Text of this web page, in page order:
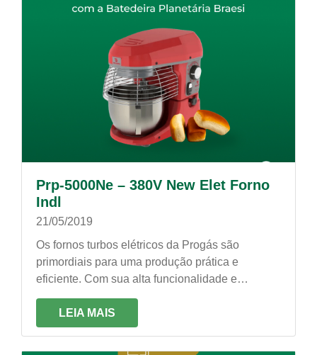
Prp-5000Ne – 380V New Elet Forno
Indl
21/05/2019
Os fornos turbos elétricos da Progás são
primordiais para uma produção prática e
eficiente. Com sua alta funcionalidade e
potência, produz fornadas rápidas e com um
processo uniforme de cocção!
LEIA MAIS